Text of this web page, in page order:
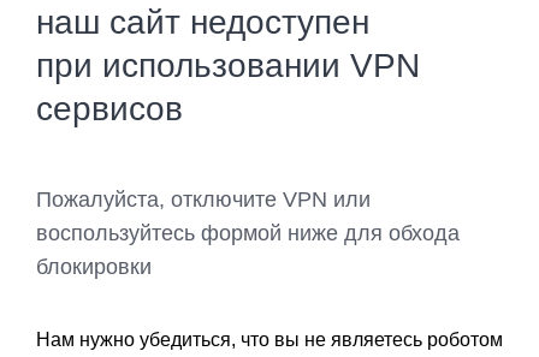
наш сайт недоступен
при использовании VPN
сервисов
Пожалуйста, отключите VPN или
воспользуйтесь формой ниже для обхода
блокировки
Нам нужно убедиться, что вы не являетесь роботом